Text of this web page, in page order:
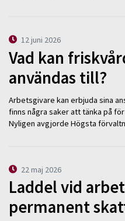
12 juni 2026
Vad kan
användas till?
Arbetsgivare kan erbjuda sina
finns några saker att tänka på
Nyligen avgjorde Högsta
22 maj 2026
Laddel vid
permanent